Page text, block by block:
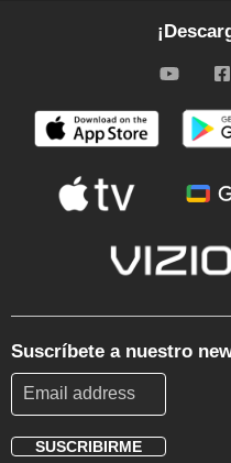
Suscríbete a nuestro
SUSCRIBIRME